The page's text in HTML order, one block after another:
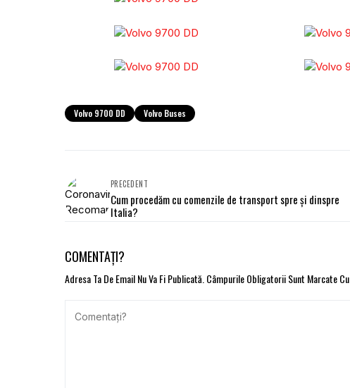
Volvo 9700 DD Volvo Buses
PRECEDENT
Cum procedăm cu comenzile de transport spre și dinspre
Italia?
COMENTAȚI?
Adresa Ta De Email Nu Va Fi Publicată.Câmpurile Obligatorii Sunt Marcate Cu